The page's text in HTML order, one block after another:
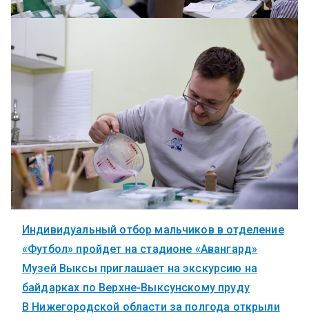
Индивидуальный отбор мальчиков в отделение
«Футбол» пройдет на стадионе «Авангард»
Музей Выксы приглашает на экскурсию на
байдарках по Верхне-Выксунскому пруду
В Нижегородской области за полгода открыли